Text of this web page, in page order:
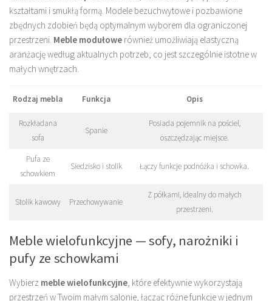
kształtami i smukłą formą. Modele bezuchwytowe i pozbawione
zbędnych zdobień będą optymalnym wyborem dla ograniczonej
przestrzeni. Meble modułowe również umożliwiają elastyczną
aranżację według aktualnych potrzeb, co jest szczególnie istotne w
małych wnętrzach.
Rodzaj mebla Funkcja Opis
Rozkładana
sofa
Spanie
Posiada pojemnik na pościel,
oszczędzając miejsce.
Pufa ze
schowkiem
Siedzisko i stolik Łączy funkcje podnóżka i schowka.
Stolik kawowy Przechowywanie
Z półkami, idealny do małych
przestrzeni.
Meble wielofunkcyjne — sofy, narożniki i
pufy ze schowkami
Wybierz meble wielofunkcyjne, które efektywnie wykorzystają
przestrzeń w Twoim małym salonie, łącząc różne funkcje w jednym